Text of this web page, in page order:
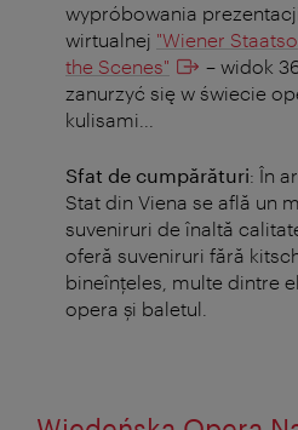
wypróbowania
wirtualnej "Wiener
the Scenes"
– widok
zanurzyć się w świecie
kulisami...
Sfat de cumpărături: În
Stat din Viena se află un
suveniruri de înaltă
oferă suveniruri fără
bineînțeles, multe dintre
opera și baletul.